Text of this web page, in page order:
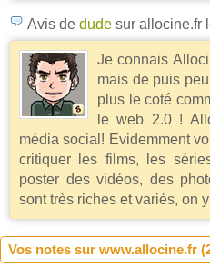
Avis de dude sur allocine.fr
Je connais
mais de puis
plus le coté
le web 2.0 !
média social! Evidemment
critiquer les films, les
poster des vidéos, des
sont très riches et variés, on
Vos notes sur www.allocine.fr (